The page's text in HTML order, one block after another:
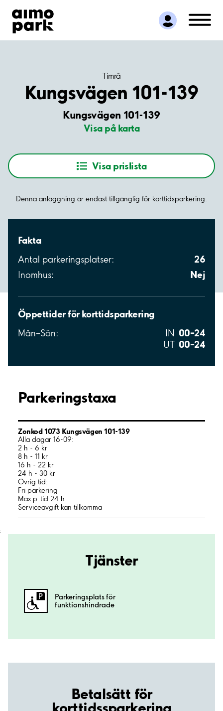
Hitta parkering
Samarbete
Kundservice
Timrå
Kungsvägen 101-139
Kungsvägen 101-139
Visa på karta
Visa prislista
Denna anläggning är endast tillgänglig för korttidsparkering.
Fakta
Antal parkeringsplatser: 26
Inomhus: Nej
Öppettider för korttidsparkering
Mån–Sön: IN 00–24
UT 00–24
Parkeringstaxa
Zonkod 1073 Kungsvägen 101-139
Alla dagar 16-09:
2 h - 6 kr
8 h - 11 kr
16 h - 22 kr
24 h - 30 kr
Övrig tid:
Fri parkering
Max p-tid 24 h
Serviceavgift kan tillkomma
;
Tjänster
Parkeringsplats för
funktionshindrade
Betalsätt för